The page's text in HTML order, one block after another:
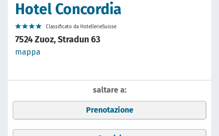
Hotel Concordia
Classificato da HotellerieSuisse
7524 Zuoz, Stradun 63
mappa
saltare a:
Prenotazione